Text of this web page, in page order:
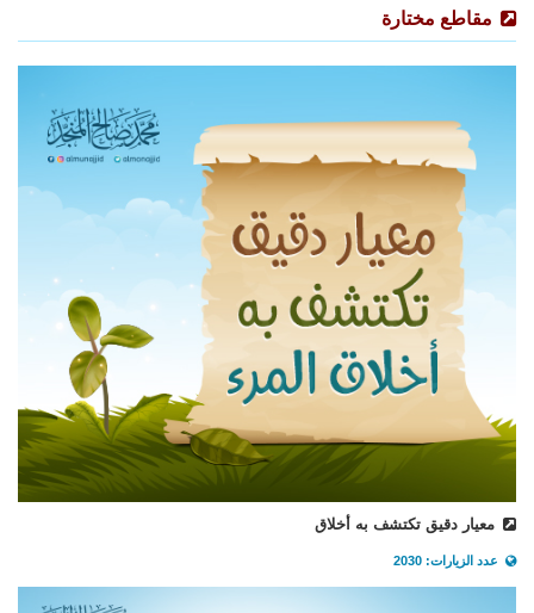
مقاطع مختارة
معيار دقيق تكتشف به أخلاق
عدد الزيارات: 2030